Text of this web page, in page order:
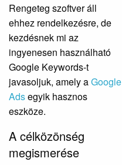
Rengeteg szoftver áll
ehhez rendelkezésre, de
kezdésnek mi az
ingyenesen használható
Google Keywords-t
javasoljuk, amely aGoogle
Adsegyik hasznos
eszköze.
A célközönség
megismerése